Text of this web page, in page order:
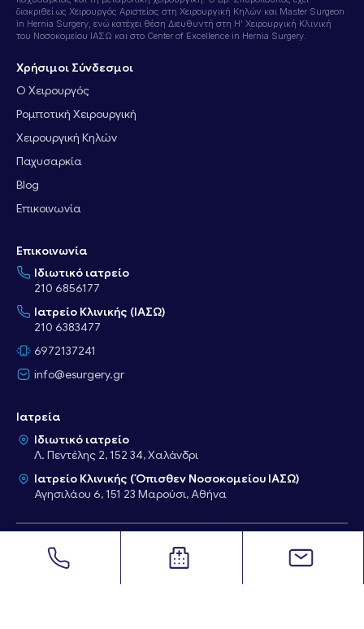
διακριθεί ως Χειρουργός Αριστείας στη Χειρουργική Κηλών και Master Surgeon
in Hernia Surgery, ενώ κατέχει θέση Διευθυντή στη Η’ Χειρουργική Κλινική
του Νοσοκομείου ΙΑΣΩ και στο Center of Excellence in Hernia Surgery.
Χρήσιμοι Σύνδεσμοι
Ο Χειρουργός
Ρομποτική Χειρουργική
Χειρουργική Κηλών
Παχυσαρκία
Blog
Επικοινωνία
Επικοινωνία
Ιδιωτικό ιατρείο
210 6856177
Ιατρείο Κλινικής (ΙΑΣΩ)
210 6383477
6972137241
info@esurgery.gr
Ιατρεία
Ιδιωτικό ιατρείο
Λ. Πεντέλης 2, 152 34, Χαλάνδρι
Ιατρείο Κλινικής (Όπισθεν Νοσοκομείου ΙΑΣΩ)
Αγησιλάου 6, 151 23 Μαρούσι, Αθήνα
Copyright © esurgery 2026. All rights reserved.